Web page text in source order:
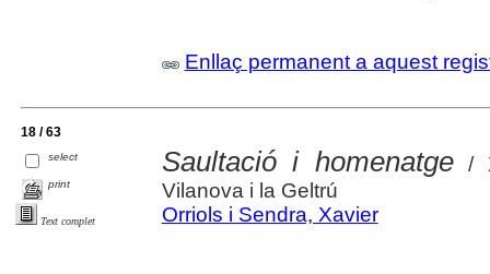
Enllaç permanent a aquest
18 / 63
select
print
Text complet
Saultació i homenatge /
Vilanova i la Geltrú
Orriols i Sendra, Xavier